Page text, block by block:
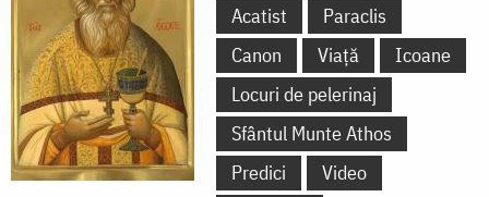
Acatist
Paraclis
Canon
Viață
Icoane
Locuri de pelerinaj
Sfântul Munte Athos
Predici
Video